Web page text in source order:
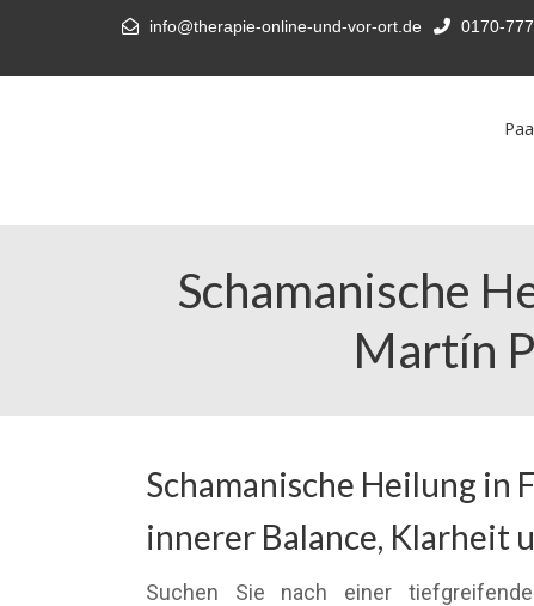
info@therapie-online-und-vor-ort.de 0170-
Schamanische
Martín
Schamanische Heilung in
innerer Balance, Klarheit
Suchen Sie nach einer